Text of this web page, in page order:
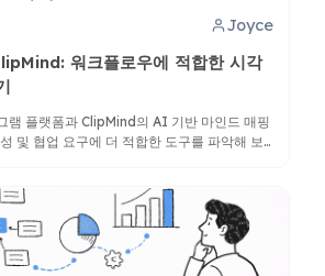
Joyce
워크플로우에 적합한 시각
램 플랫폼과 ClipMind의 AI 기반 마인드 매핑
및 협업 요구에 더 적합한 도구를 파악해 보